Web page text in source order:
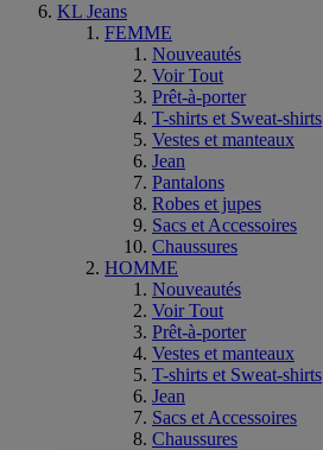
KL Jeans
FEMME
Nouveautés
Voir Tout
Prêt-à-porter
T-shirts et Sweat-shirts
Vestes et manteaux
Jean
Pantalons
Robes et jupes
Sacs et Accessoires
Chaussures
HOMME
Nouveautés
Voir Tout
Prêt-à-porter
Vestes et manteaux
T-shirts et Sweat-shirts
Jean
Sacs et Accessoires
Chaussures